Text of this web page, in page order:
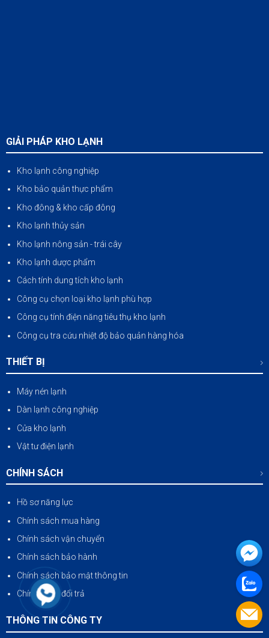
GIẢI PHÁP KHO LẠNH
Kho lạnh công nghiệp
Kho bảo quản thực phẩm
Kho đông & kho cấp đông
Kho lạnh thủy sản
Kho lạnh nông sản -trái cây
Kho lạnh dược phẩm
Cách tính dung tích kho lạnh
Công cụ chọn loại kho lạnh phù hợp
Công cụ tính điện năng tiêu thụ kho lạnh
Công cụ tra cứu nhiệt độ bảo quản hàng hóa
THIẾT BỊ
Máy nén lạnh
Dàn lạnh công nghiệp
Cửa kho lạnh
Vật tư điện lạnh
CHÍNH SÁCH
Hồ sơ năng lực
Chính sách mua hàng
Chính sách vận chuyển
Chính sách bảo hành
Chính sách bảo mật thông tin
Chính sách đổi trả
THÔNG TIN CÔNG TY